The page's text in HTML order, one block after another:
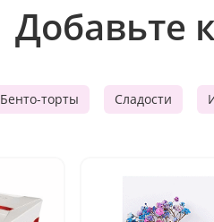
Добавьте
Бенто-торты Сладости